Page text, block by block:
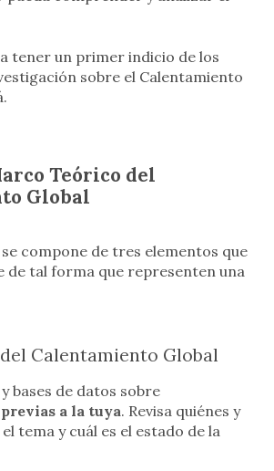
tener un primer indicio de los
sobre el Calentamiento
Teórico del
Global
compone de tres elementos que
de tal forma que representen una
Calentamiento Global
bases de datos sobre
a la tuya. Revisa quiénes y
tema y cuál es el estado de la